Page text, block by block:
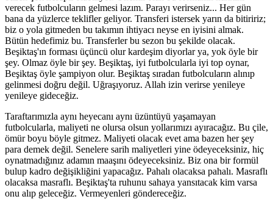
verecek futbolcuların gelmesi lazım. Parayı verirseniz... Her gün
bana da yüzlerce teklifler geliyor. Transferi istersek yarın da bitiririz;
biz o yola gitmeden bu takımın ihtiyacı neyse en iyisini almak.
Bütün hedefimiz bu. Transferler bu sezon bu şekilde olacak.
Beşiktaş'ın forması üçüncü olur kardeşim diyorlar ya, yok öyle bir
şey. Olmaz öyle bir şey. Beşiktaş, iyi futbolcularla iyi top oynar,
Beşiktaş öyle şampiyon olur. Beşiktaş sıradan futbolcuların alınıp
gelinmesi doğru değil. Uğraşıyoruz. Allah izin verirse yenileye
yenileye gideceğiz.
Taraftarımızla aynı heyecanı aynı üzüntüyü yaşamayan
futbolcularla, maliyeti ne olursa olsun yollarımızı ayıracağız. Bu çile,
ömür boyu böyle gitmez. Maliyeti olacak evet ama bazen her şey
para demek değil. Senelere sarih maliyetleri yine ödeyeceksiniz, hiç
oynatmadığınız adamın maaşını ödeyeceksiniz. Biz ona bir formül
bulup kadro değişikliğini yapacağız. Pahalı olacaksa pahalı. Masraflı
olacaksa masraflı. Beşiktaş'ta ruhunu sahaya yansıtacak kim varsa
onu alıp geleceğiz. Vermeyenleri göndereceğiz.